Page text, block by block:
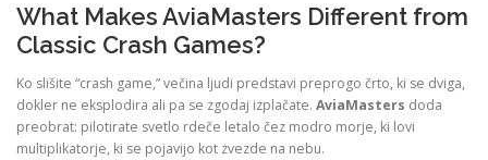
What Makes AviaMasters Different from
Classic Crash Games?
Ko slišite “crash game,” večina ljudi predstavi preprogo črto, ki se dviga,
dokler ne eksplodira ali pa se zgodaj izplačate. AviaMasters doda
preobrat: pilotirate svetlo rdeče letalo čez modro morje, ki lovi
multiplikatorje, ki se pojavijo kot zvezde na nebu.